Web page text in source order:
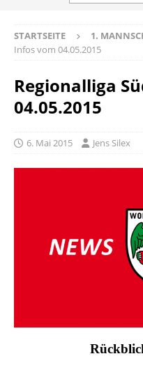
STARTSEITE 1.
Infos vom 04.05.2015
Regionalliga
04.05.2015
6. Mai 2015 Jens Silex